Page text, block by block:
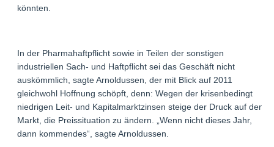
könnten.
In der Pharmahaftpflicht sowie in Teilen der sonstigen
industriellen Sach- und Haftpflicht sei das Geschäft nicht
auskömmlich, sagte Arnoldussen, der mit Blick auf 2011
gleichwohl Hoffnung schöpft, denn: Wegen der krisenbedingt
niedrigen Leit- und Kapitalmarktzinsen steige der Druck auf den
Markt, die Preissituation zu ändern. „Wenn nicht dieses Jahr,
dann kommendes“, sagte Arnoldussen.